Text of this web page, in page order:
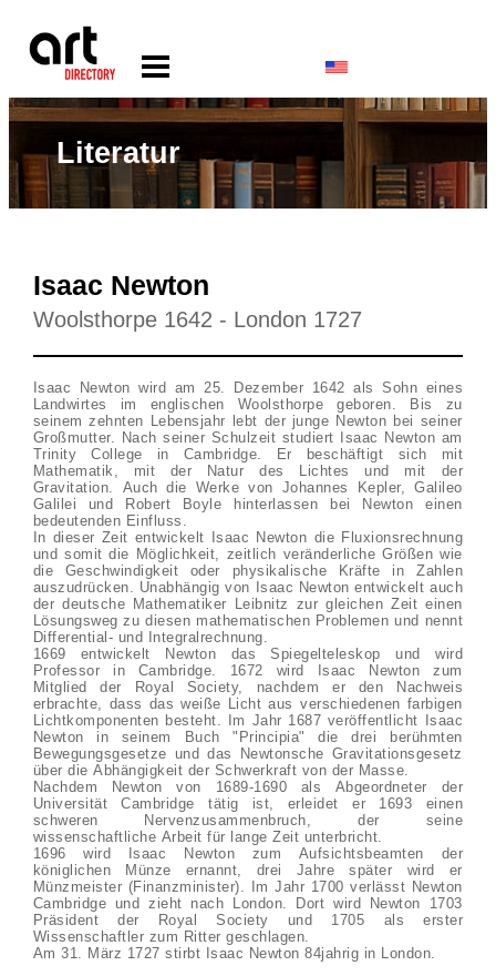
Literatur
Isaac Newton
Woolsthorpe 1642 - London 1727
Isaac Newton wird am 25. Dezember 1642 als Sohn eines
Landwirtes im englischen Woolsthorpe geboren. Bis zu
seinem zehnten Lebensjahr lebt der junge Newton bei seiner
Großmutter. Nach seiner Schulzeit studiert Isaac Newton am
Trinity College in Cambridge. Er beschäftigt sich mit
Mathematik, mit der Natur des Lichtes und mit der
Gravitation. Auch die Werke von Johannes Kepler, Galileo
Galilei und Robert Boyle hinterlassen bei Newton einen
bedeutenden Einfluss.
In dieser Zeit entwickelt Isaac Newton die Fluxionsrechnung
und somit die Möglichkeit, zeitlich veränderliche Größen wie
die Geschwindigkeit oder physikalische Kräfte in Zahlen
auszudrücken. Unabhängig von Isaac Newton entwickelt auch
der deutsche Mathematiker Leibnitz zur gleichen Zeit einen
Lösungsweg zu diesen mathematischen Problemen und nennt
Differential- und Integralrechnung.
1669 entwickelt Newton das Spiegelteleskop und wird
Professor in Cambridge. 1672 wird Isaac Newton zum
Mitglied der Royal Society, nachdem er den Nachweis
erbrachte, dass das weiße Licht aus verschiedenen farbigen
Lichtkomponenten besteht. Im Jahr 1687 veröffentlicht Isaac
Newton in seinem Buch "Principia" die drei berühmten
Bewegungsgesetze und das Newtonsche Gravitationsgesetz
über die Abhängigkeit der Schwerkraft von der Masse.
Nachdem Newton von 1689-1690 als Abgeordneter der
Universität Cambridge tätig ist, erleidet er 1693 einen
schweren Nervenzusammenbruch, der seine
wissenschaftliche Arbeit für lange Zeit unterbricht.
1696 wird Isaac Newton zum Aufsichtsbeamten der
königlichen Münze ernannt, drei Jahre später wird er
Münzmeister (Finanzminister). Im Jahr 1700 verlässt Newton
Cambridge und zieht nach London. Dort wird Newton 1703
Präsident der Royal Society und 1705 als erster
Wissenschaftler zum Ritter geschlagen.
Am 31. März 1727 stirbt Isaac Newton 84jahrig in London.